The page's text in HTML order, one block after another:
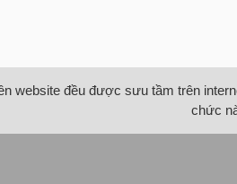
website đều được sưu tầm trên
chức